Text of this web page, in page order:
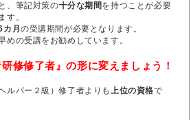
、筆記対策の十分な期間を持つことが必要
す。
カ月の受講期間が必要となります。
めの受講をお勧めしています。
修修了者』の形に変えましょう！
ルパー２級）修了者よりも上位の資格で